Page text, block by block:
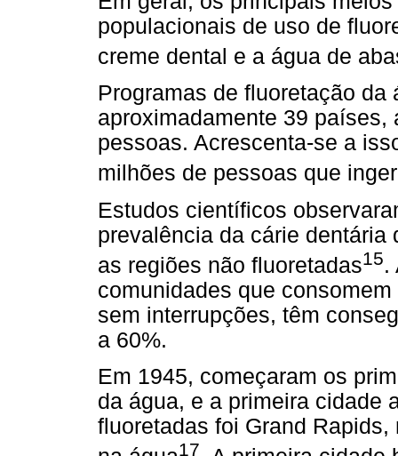
populacionais de uso de
creme dental e a água de
Programas de fluoretação
aproximadamente 39
pessoas. Acrescenta-se a
milhões de pessoas que
Estudos científicos
prevalência da cárie dentária
as regiões não fluoretadas15.
comunidades que
sem interrupções, têm
a 60%.
Em 1945, começaram os
da água, e a primeira cidade
fluoretadas foi Grand
17